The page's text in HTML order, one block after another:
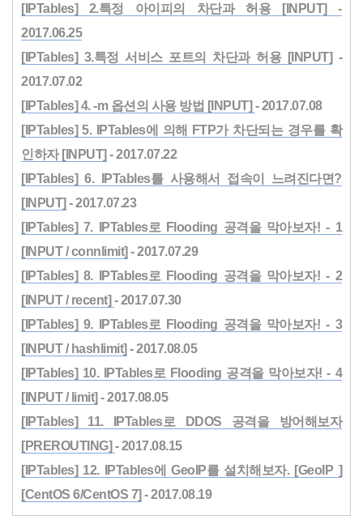
[IPTables] 2.특정 아이피의 차단과 허용 [INPUT] -
2017.06.25
[IPTables] 3.특정 서비스 포트의 차단과 허용 [INPUT] -
2017.07.02
[IPTables] 4. -m 옵션의 사용 방법 [INPUT] - 2017.07.08
[IPTables] 5. IPTables에 의해 FTP가 차단되는 경우를 확
인하자 [INPUT] - 2017.07.22
[IPTables] 6. IPTables를 사용해서 접속이 느려진다면?
[INPUT] - 2017.07.23
[IPTables] 7. IPTables로 Flooding 공격을 막아보자! - 1
[INPUT / connlimit] - 2017.07.29
[IPTables] 8. IPTables로 Flooding 공격을 막아보자! - 2
[INPUT / recent] - 2017.07.30
[IPTables] 9. IPTables로 Flooding 공격을 막아보자! - 3
[INPUT / hashlimit] - 2017.08.05
[IPTables] 10. IPTables로 Flooding 공격을 막아보자! - 4
[INPUT / limit] - 2017.08.05
[IPTables] 11. IPTables로 DDOS 공격을 방어해보자
[PREROUTING] - 2017.08.15
[IPTables] 12. IPTables에 GeoIP를 설치해보자. [GeoIP ]
[CentOS 6/CentOS 7] - 2017.08.19